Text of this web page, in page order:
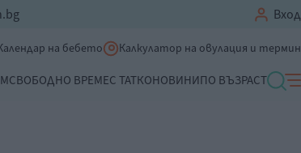
Вход
на бебето Калкулатор на овулация и термин
СВОБОДНО ВРЕМЕС ТАТКОНОВИНИПО ВЪЗРАСТ